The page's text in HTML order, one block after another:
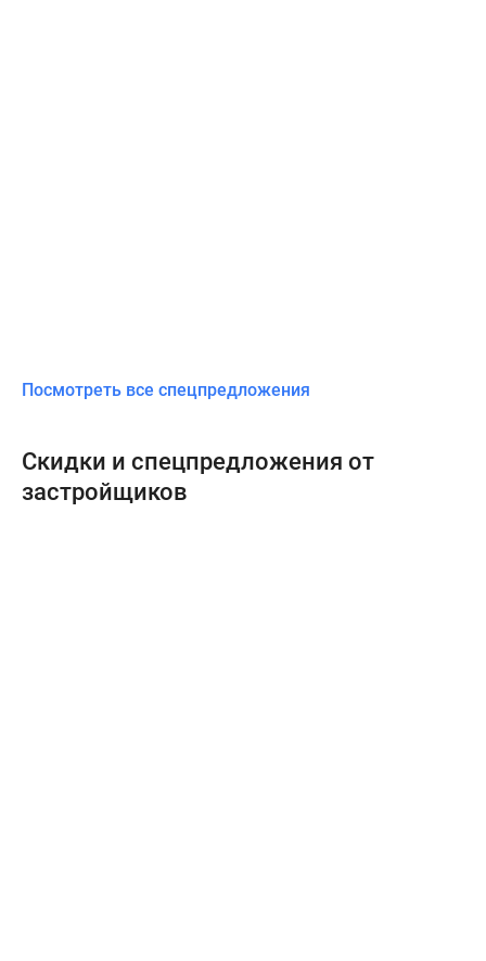
Посмотреть все спецпредложения
Скидки и спецпредложения от
застройщиков